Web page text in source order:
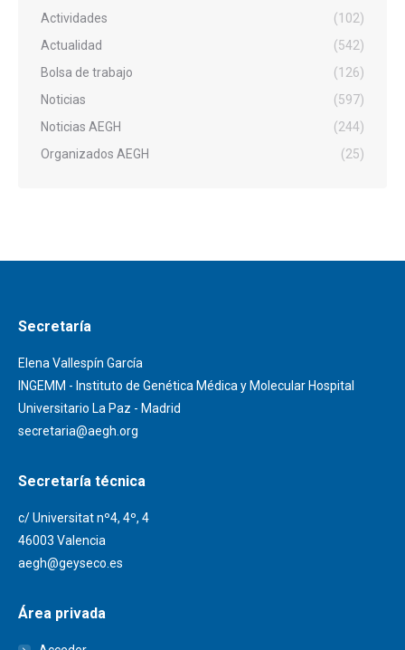
Actividades
(102)
Actualidad
(542)
Bolsa de trabajo
(126)
Noticias
(597)
Noticias AEGH
(244)
Organizados AEGH
(25)
Secretaría
Elena Vallespín García
INGEMM - Instituto de Genética Médica y Molecular Hospital
Universitario La Paz - Madrid
secretaria@aegh.org
Secretaría técnica
c/ Universitat nº4, 4º, 4
46003 Valencia
aegh@geyseco.es
Área privada